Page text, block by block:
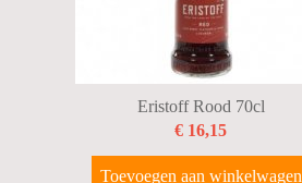
Eristoff Rood 70cl
€ 16,15
Toevoegen aan winkelwagen